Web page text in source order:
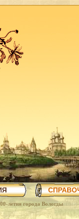
летия города Вологды